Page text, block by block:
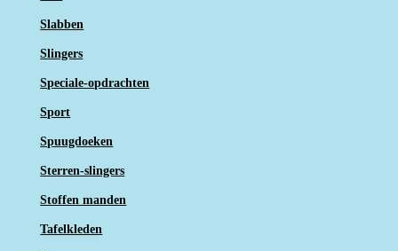
Slabben
Slingers
Speciale-opdrachten
Sport
Spuugdoeken
Sterren-slingers
Stoffen manden
Tafelkleden